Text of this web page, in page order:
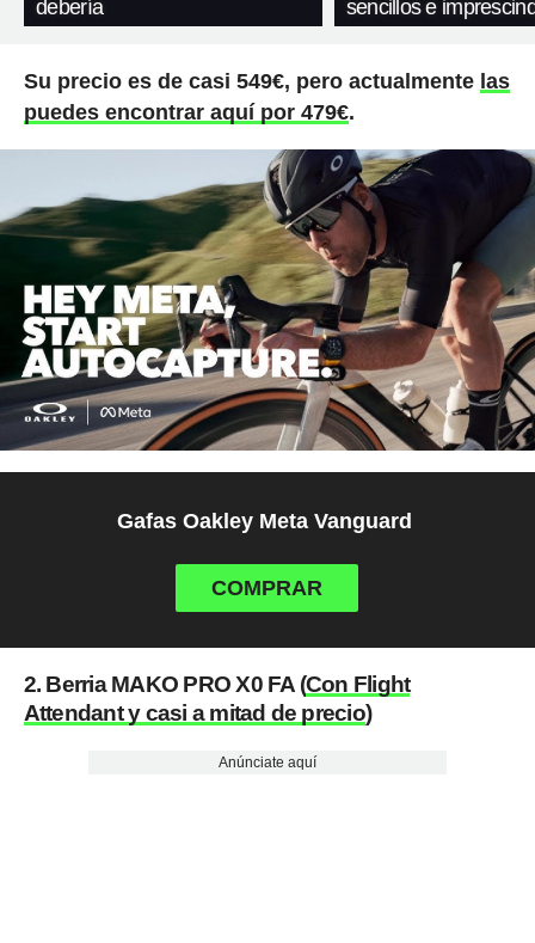
debería
sencillos e
Su precio es de casi 549€, pero actualmente las
puedes encontrar aquí por 479€.
Gafas Oakley Meta Vanguard
COMPRAR
2. Berria MAKO PRO X0 FA (Con Flight
Attendant y casi a mitad de precio)
Anúnciate aquí